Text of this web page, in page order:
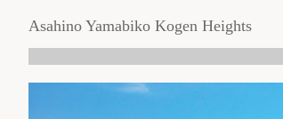
Asahino Yamabiko Kogen Heights